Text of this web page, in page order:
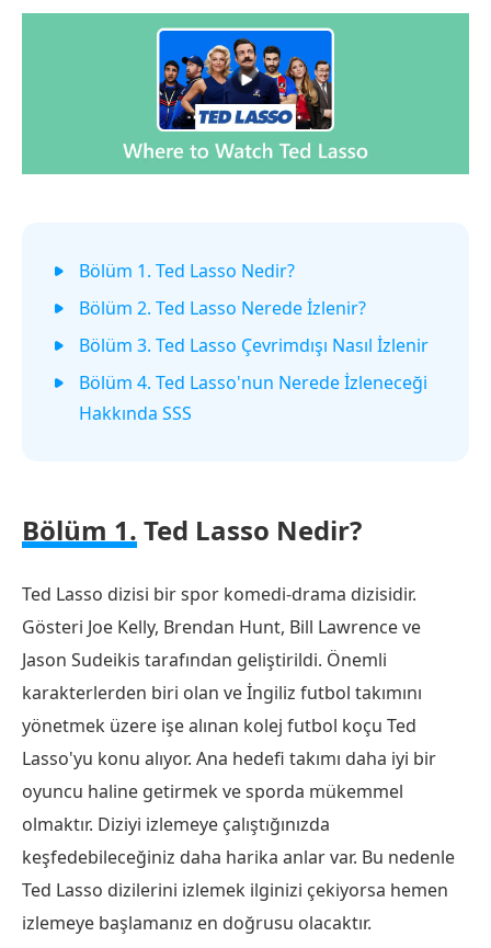
Bölüm 1. Ted Lasso Nedir?
Bölüm 2. Ted Lasso Nerede İzlenir?
Bölüm 3. Ted Lasso Çevrimdışı Nasıl İzlenir
Bölüm 4. Ted Lasso'nun Nerede İzleneceği
Hakkında SSS
Bölüm 1. Ted Lasso Nedir?
Ted Lasso dizisi bir spor komedi-drama dizisidir.
Gösteri Joe Kelly, Brendan Hunt, Bill Lawrence ve
Jason Sudeikis tarafından geliştirildi. Önemli
karakterlerden biri olan ve İngiliz futbol takımını
yönetmek üzere işe alınan kolej futbol koçu Ted
Lasso'yu konu alıyor. Ana hedefi takımı daha iyi bir
oyuncu haline getirmek ve sporda mükemmel
olmaktır. Diziyi izlemeye çalıştığınızda
keşfedebileceğiniz daha harika anlar var. Bu nedenle
Ted Lasso dizilerini izlemek ilginizi çekiyorsa hemen
izlemeye başlamanız en doğrusu olacaktır.